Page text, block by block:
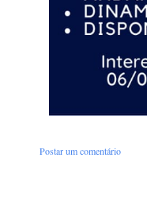
Postar um comentário